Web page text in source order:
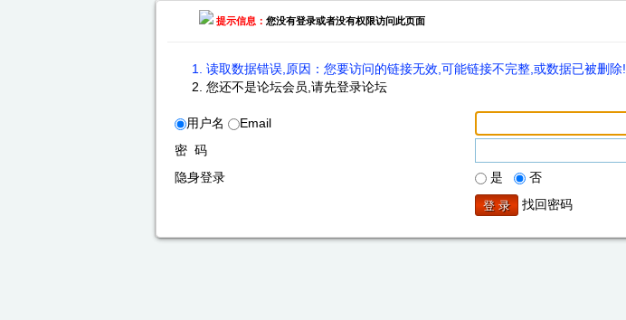
提示信息： 您没有登录或者没有权限访问此页面
读取数据错误,原因：您要访问的链接无效,可能链接不完整,或数据已被删除!
您还不是论坛会员,请先登录论坛
用户名
Email
密 码
隐身登录
是
否
找回密码